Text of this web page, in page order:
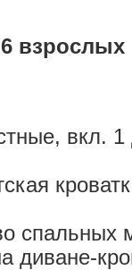
взрослых
вкл. 1
спальных
диване-